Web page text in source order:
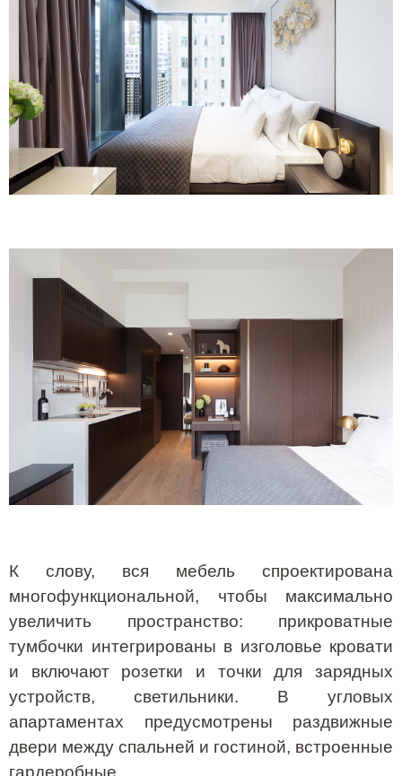
К слову, вся мебель спроектирована
многофункциональной, чтобы максимально
увеличить пространство: прикроватные
тумбочки интегрированы в изголовье кровати
и включают розетки и точки для зарядных
устройств, светильники. В угловых
апартаментах предусмотрены раздвижные
двери между спальней и гостиной, встроенные
гардеробные.